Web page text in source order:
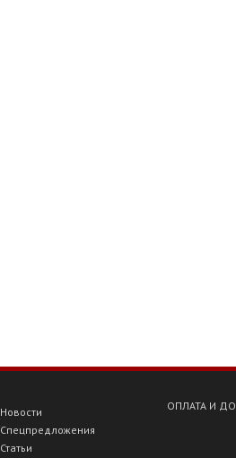
Новости
Спецпредложения
Статьи
ОПЛАТА И